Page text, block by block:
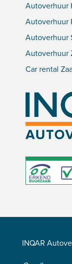
Autoverhuur
Autoverhuur
Autoverhuur
Autoverhuur
Car rental
INQAR